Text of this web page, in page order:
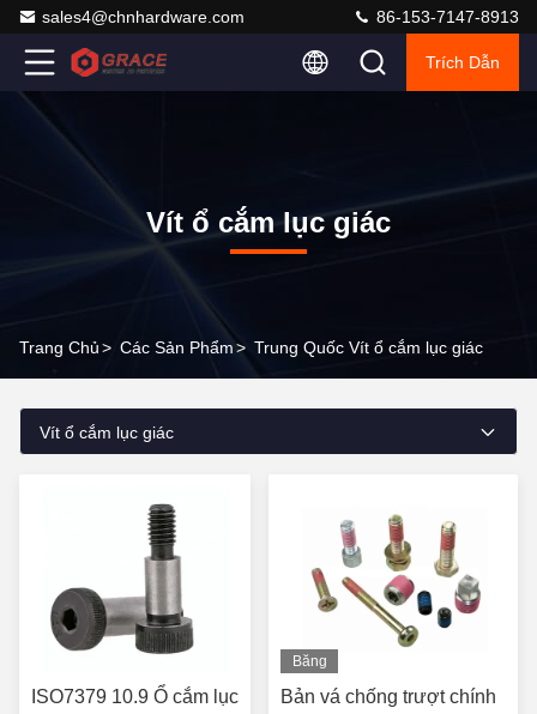
sales4@chnhardware.com 86-153-7147-8913
Trích Dẫn
Vít ổ cắm lục giác
Trang Chủ> Các Sản Phẩm> Trung Quốc Vít ổ cắm lục giác
Vít ổ cắm lục giác
ISO7379 10.9 Ổ cắm lục
Băng
hình
Bản vá chống trượt chính